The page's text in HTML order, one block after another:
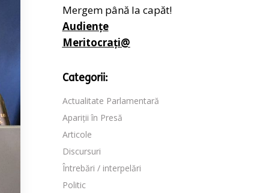
Mergem până la capăt!
Audiențe
Meritocrați@
Categorii:
Actualitate Parlamentară
Apariții în Presă
Articole
Discursuri
Întrebări / interpelări
Politic